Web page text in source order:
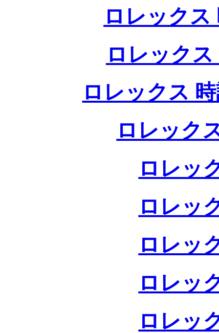
ロレックス
ロレック
ロレックス
ロレック
ロレッ
ロレッ
ロレッ
ロレッ
ロレッ